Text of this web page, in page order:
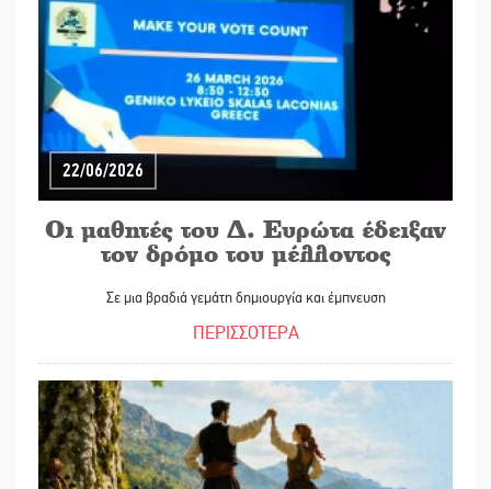
22/06/2026
Οι μαθητές του Δ. Ευρώτα έδειξαν
τον δρόμο του μέλλοντος
Σε μια βραδιά γεμάτη δημιουργία και έμπνευση
ΠΕΡΙΣΣΟΤΕΡΑ